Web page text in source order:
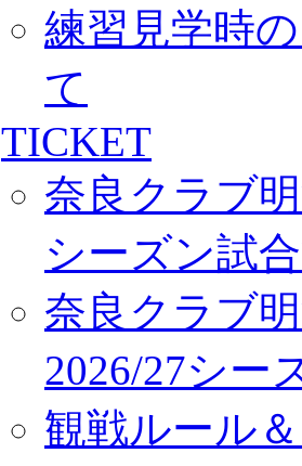
練習見学時
て
TICKET
奈良クラブ
シーズン試
奈良クラブ
2026/27シー
観戦ルール